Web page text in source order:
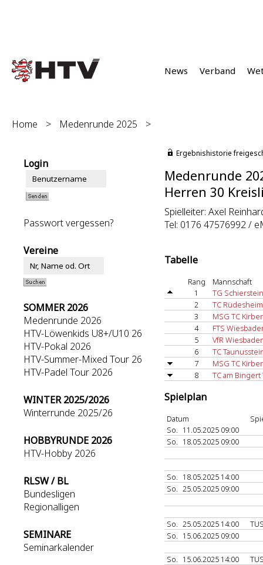
News Verband
Home > Medenrunde 2025 >
Login
Passwort vergessen?
Vereine
SOMMER 2026
Medenrunde 2026
HTV-Löwenkids U8+/U10 26
HTV-Pokal 2026
HTV-Summer-Mixed Tour 26
HTV-Padel Tour 2026
WINTER 2025/2026
Winterrunde 2025/26
HOBBYRUNDE 2026
HTV-Hobby 2026
RLSW / BL
Bundesligen
Regionalligen
SEMINARE
Seminarkalender
Ergebnishistorie
Medenrunde
Herren 30
Spielleiter: Axel
Tel: 0176 47576992 /
Tabelle
Rang
Mannschaft
1
TG Schierstein
2
TC Rüdesheim
3
MSG TC
4
FTS
5
VfR
6
TC
7
MSG TC
8
TC am
Spielplan
Datum
So. 11.05.2025 09:00
So. 18.05.2025 09:00
So. 18.05.2025 14:00
So. 25.05.2025 09:00
So. 25.05.2025 14:00
So. 15.06.2025 09:00
So. 15.06.2025 14:00